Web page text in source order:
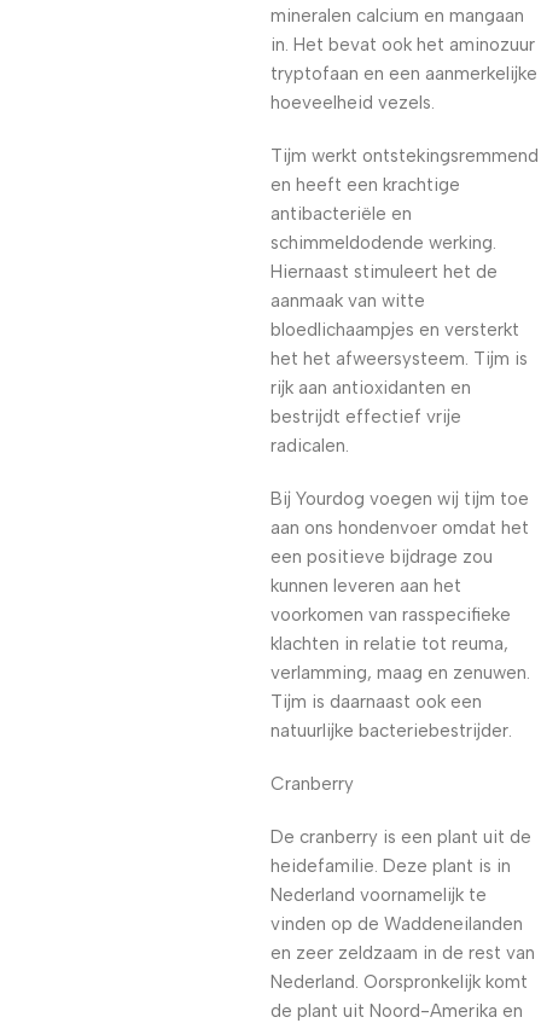
mineralen calcium en mangaan
in. Het bevat ook het aminozuur
tryptofaan en een aanmerkelijke
hoeveelheid vezels.
Tijm werkt ontstekingsremmend
en heeft een krachtige
antibacteriële en
schimmeldodende werking.
Hiernaast stimuleert het de
aanmaak van witte
bloedlichaampjes en versterkt
het het afweersysteem. Tijm is
rijk aan antioxidanten en
bestrijdt effectief vrije
radicalen.
Bij Yourdog voegen wij tijm toe
aan ons hondenvoer omdat het
een positieve bijdrage zou
kunnen leveren aan het
voorkomen van rasspecifieke
klachten in relatie tot reuma,
verlamming, maag en zenuwen.
Tijm is daarnaast ook een
natuurlijke bacteriebestrijder.
Cranberry
De cranberry is een plant uit de
heidefamilie. Deze plant is in
Nederland voornamelijk te
vinden op de Waddeneilanden
en zeer zeldzaam in de rest van
Nederland. Oorspronkelijk komt
de plant uit Noord-Amerika en